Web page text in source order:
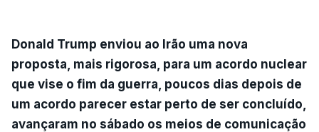
Donald Trump enviou ao Irão uma nova
proposta, mais rigorosa, para um acordo nuclear
que vise o fim da guerra, poucos dias depois de
um acordo parecer estar perto de ser concluído,
avançaram no sábado os meios de comunicação